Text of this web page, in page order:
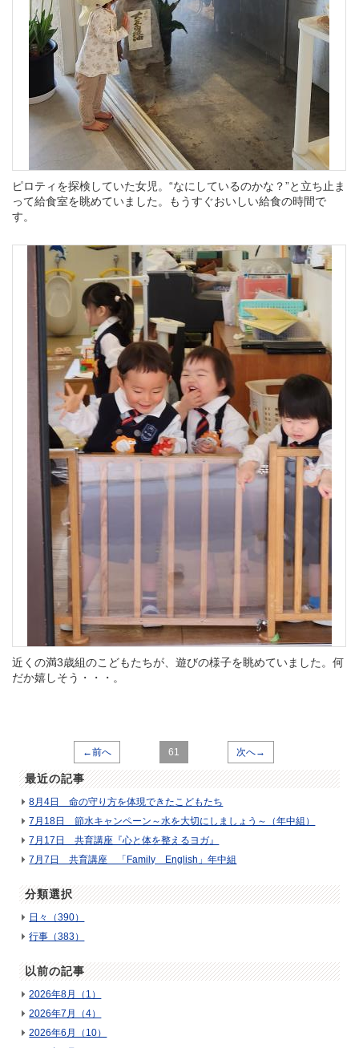
ピロティを探検していた女児。“なにしているのかな？”と立ち止ま
って給食室を眺めていました。もうすぐおいしい給食の時間で
す。
近くの満3歳組のこどもたちが、遊びの様子を眺めていました。何
だか嬉しそう・・・。
←前へ 61 次へ→
最近の記事
8月4日 命の守り方を体現できたこどもたち
7月18日 節水キャンペーン～水を大切にしましょう～（年中組）
7月17日 共育講座『心と体を整えるヨガ』
7月7日 共育講座 「Family English」年中組
分類選択
日々（390）
行事（383）
以前の記事
2026年8月（1）
2026年7月（4）
2026年6月（10）